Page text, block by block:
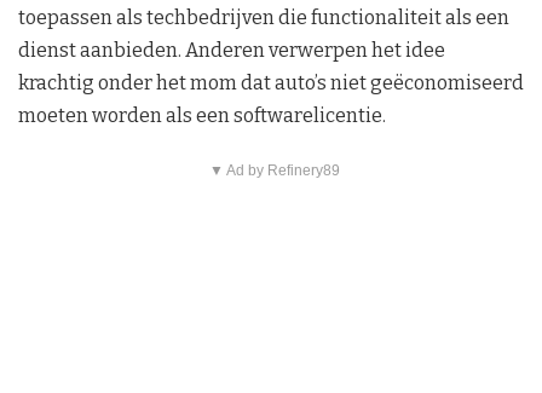
toepassen als techbedrijven die functionaliteit als een
dienst aanbieden. Anderen verwerpen het idee
krachtig onder het mom dat auto’s niet geëconomiseerd
moeten worden als een softwarelicentie.
▼ Ad by Refinery89